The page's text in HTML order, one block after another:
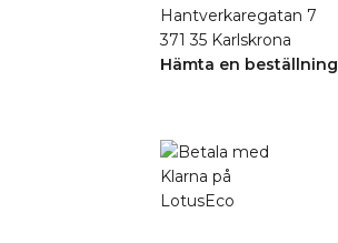
Hantverkaregatan 7
371 35 Karlskrona
Hämta en beställning